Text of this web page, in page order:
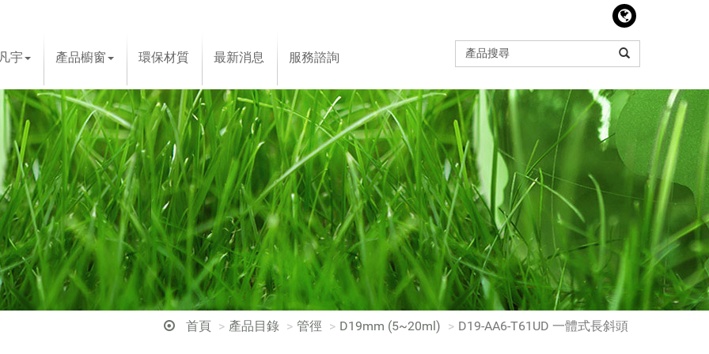
宇 產品櫥窗 環保材質 最新消息 服務諮詢
首頁 產品目錄 管徑 D19mm (5~20ml) D19-AA6-T61UD 一體式長斜頭